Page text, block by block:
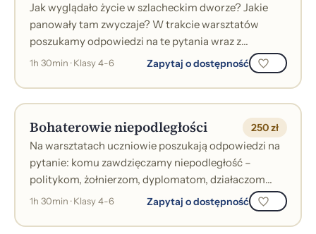
Jak wyglądało życie w szlacheckim dworze? Jakie
panowały tam zwyczaje? W trakcie warsztatów
poszukamy odpowiedzi na te pytania wraz z
najmłodszymi mieszkańcami szlacheckiego dworu...
1h 30min · Klasy 4-6 Zapytaj o dostępność
Bohaterowie niepodległości 250 zł
Na warsztatach uczniowie poszukają odpowiedzi na
pytanie: komu zawdzięczamy niepodległość –
politykom, żołnierzom, dyplomatom, działaczom
społecznym czy może anonimowym obywatelom?...
1h 30min · Klasy 4-6 Zapytaj o dostępność